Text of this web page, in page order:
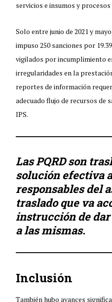
servicios e insumos y
Solo entre junio de 2021 y
impuso 250 sanciones por
vigilados por incumplimiento
irregularidades en la
reportes de información
adecuado flujo de recursos de
IPS.
Las PQRD son
solución efectiva
responsables del
traslado que va
instrucción de
a las mismas.
Inclusión
También hubo avances